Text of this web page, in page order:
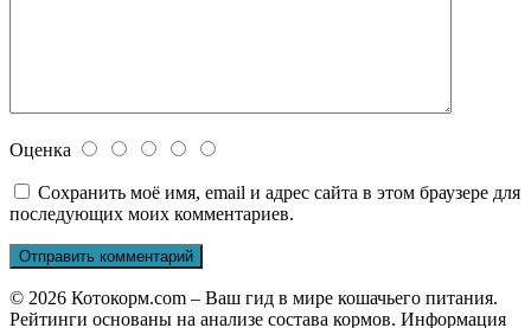
Оценка
Сохранить моё имя, email и адрес сайта в этом браузере для
последующих моих комментариев.
© 2026 Котокорм.com – Ваш гид в мире кошачьего питания.
Рейтинги основаны на анализе состава кормов. Информация